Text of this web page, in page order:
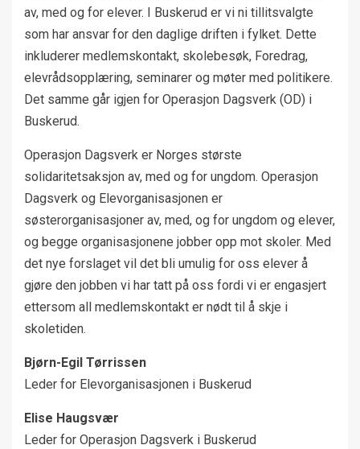
av, med og for elever. I Buskerud er vi ni tillitsvalgte
som har ansvar for den daglige driften i fylket. Dette
inkluderer medlemskontakt, skolebesøk, Foredrag,
elevrådsopplæring, seminarer og møter med politikere.
Det samme går igjen for Operasjon Dagsverk (OD) i
Buskerud.
Operasjon Dagsverk er Norges største
solidaritetsaksjon av, med og for ungdom. Operasjon
Dagsverk og Elevorganisasjonen er
søsterorganisasjoner av, med, og for ungdom og elever,
og begge organisasjonene jobber opp mot skoler. Med
det nye forslaget vil det bli umulig for oss elever å
gjøre den jobben vi har tatt på oss fordi vi er engasjert
ettersom all medlemskontakt er nødt til å skje i
skoletiden.
Bjørn-Egil Tørrissen
Leder for Elevorganisasjonen i Buskerud
Elise Haugsvær
Leder for Operasjon Dagsverk i Buskerud